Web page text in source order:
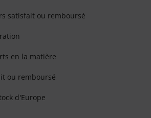
satisfait ou remboursé
en la matière
ou remboursé
d'Europe